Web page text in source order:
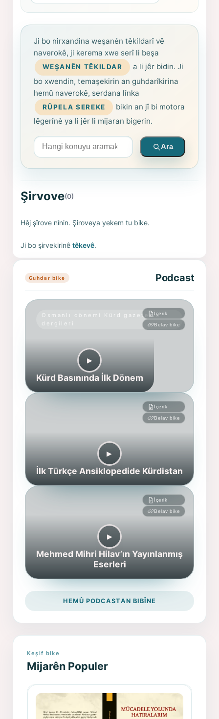
Ji bo nirxandina weşanên têkildarî vê
naverokê, ji kerema xwe serî li beşa
WEŞANÊN TÊKILDAR
a li jêr bidin. Ji
bo xwendin, temaşekirin an guhdarîkirina
hemû naverokê, serdana lînka
RÛPELA SEREKE
bikin an jî bi motora
lêgerînê ya li jêr li mijaran bigerin.
Arama yapın
Ara
Şirvove(0)
Hêj şîrove nînin. Şiroveya yekem tu bike.
Ji bo şirvekirinêtêkevê.
Guhdar bike Podcast
Osmanlı dönemi Kürd gazete ve
dergileri
İçerik
Belav bike
▶︎
Kürd Basınında İlk Dönem
İçerik
Belav bike
▶︎
İlk Türkçe Ansiklopedide Kürdistan
İçerik
Belav bike
▶︎
Mehmed Mihri Hilav’ın Yayınlanmış
Eserleri
HEMÛ PODCASTAN BIBÎNE
Keşif bike
Mijarên Populer